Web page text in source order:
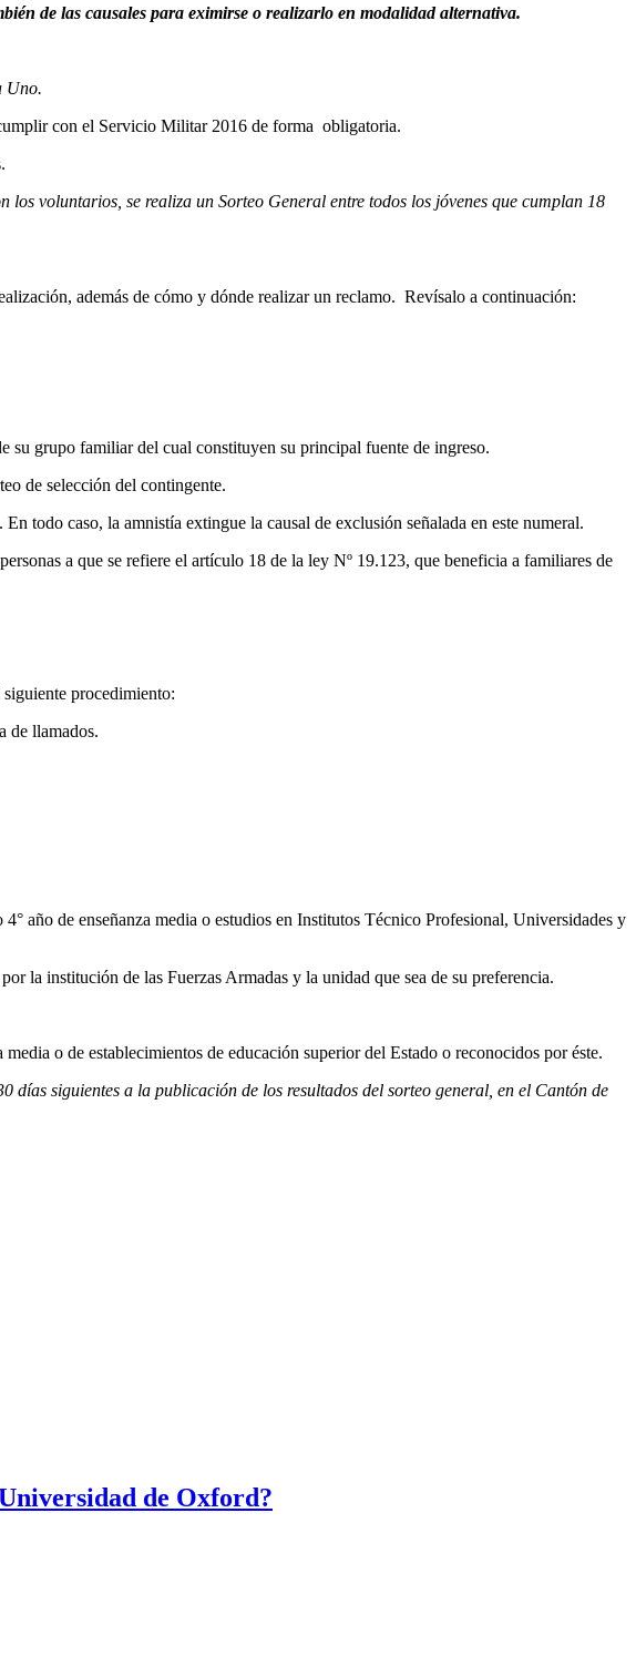
de las causales para eximirse o realizarlo en modalidad alternativa.
Uno.
con el Servicio Militar 2016 de forma obligatoria.
voluntarios, se realiza un Sorteo General entre todos los jóvenes que cumplan 18
además de cómo y dónde realizar un reclamo. Revísalo a continuación:
su grupo familiar del cual constituyen su principal fuente de ingreso.
de selección del contingente.
todo caso, la amnistía extingue la causal de exclusión señalada en este numeral.
a que se refiere el artículo 18 de la ley Nº 19.123, que beneficia a familiares de
procedimiento:
de llamados.
año de enseñanza media o estudios en Institutos Técnico Profesional, Universidades y
la institución de las Fuerzas Armadas y la unidad que sea de su preferencia.
o de establecimientos de educación superior del Estado o reconocidos por éste.
siguientes a la publicación de los resultados del sorteo general, en el Cantón de
de Oxford?